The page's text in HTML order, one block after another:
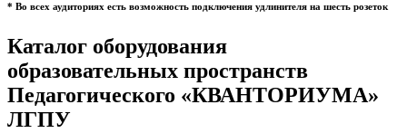
* Во всех аудиториях есть возможность подключения удлинителя на шесть розеток
Каталог оборудования
образовательных пространств
Педагогического «КВАНТОРИУМА»
ЛГПУ